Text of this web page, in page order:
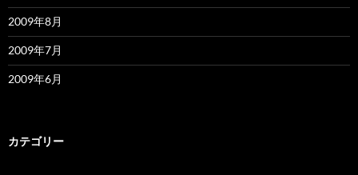
2009年8月
2009年7月
2009年6月
カテゴリー